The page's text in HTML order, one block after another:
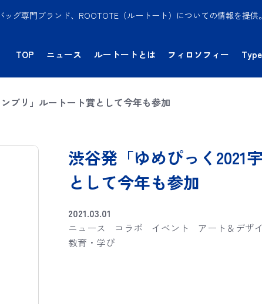
ッグ専門ブランド、ROOTOTE（ルートート）についての情報を提
TOP ニュース ルートートとは フィロソフィー
プリ」ルートート賞として今年も参加
渋谷発「ゆめぴっく2021
として今年も参加
2021.03.01
ニュース
コラボ イベント
アート＆デザ
教育・学び